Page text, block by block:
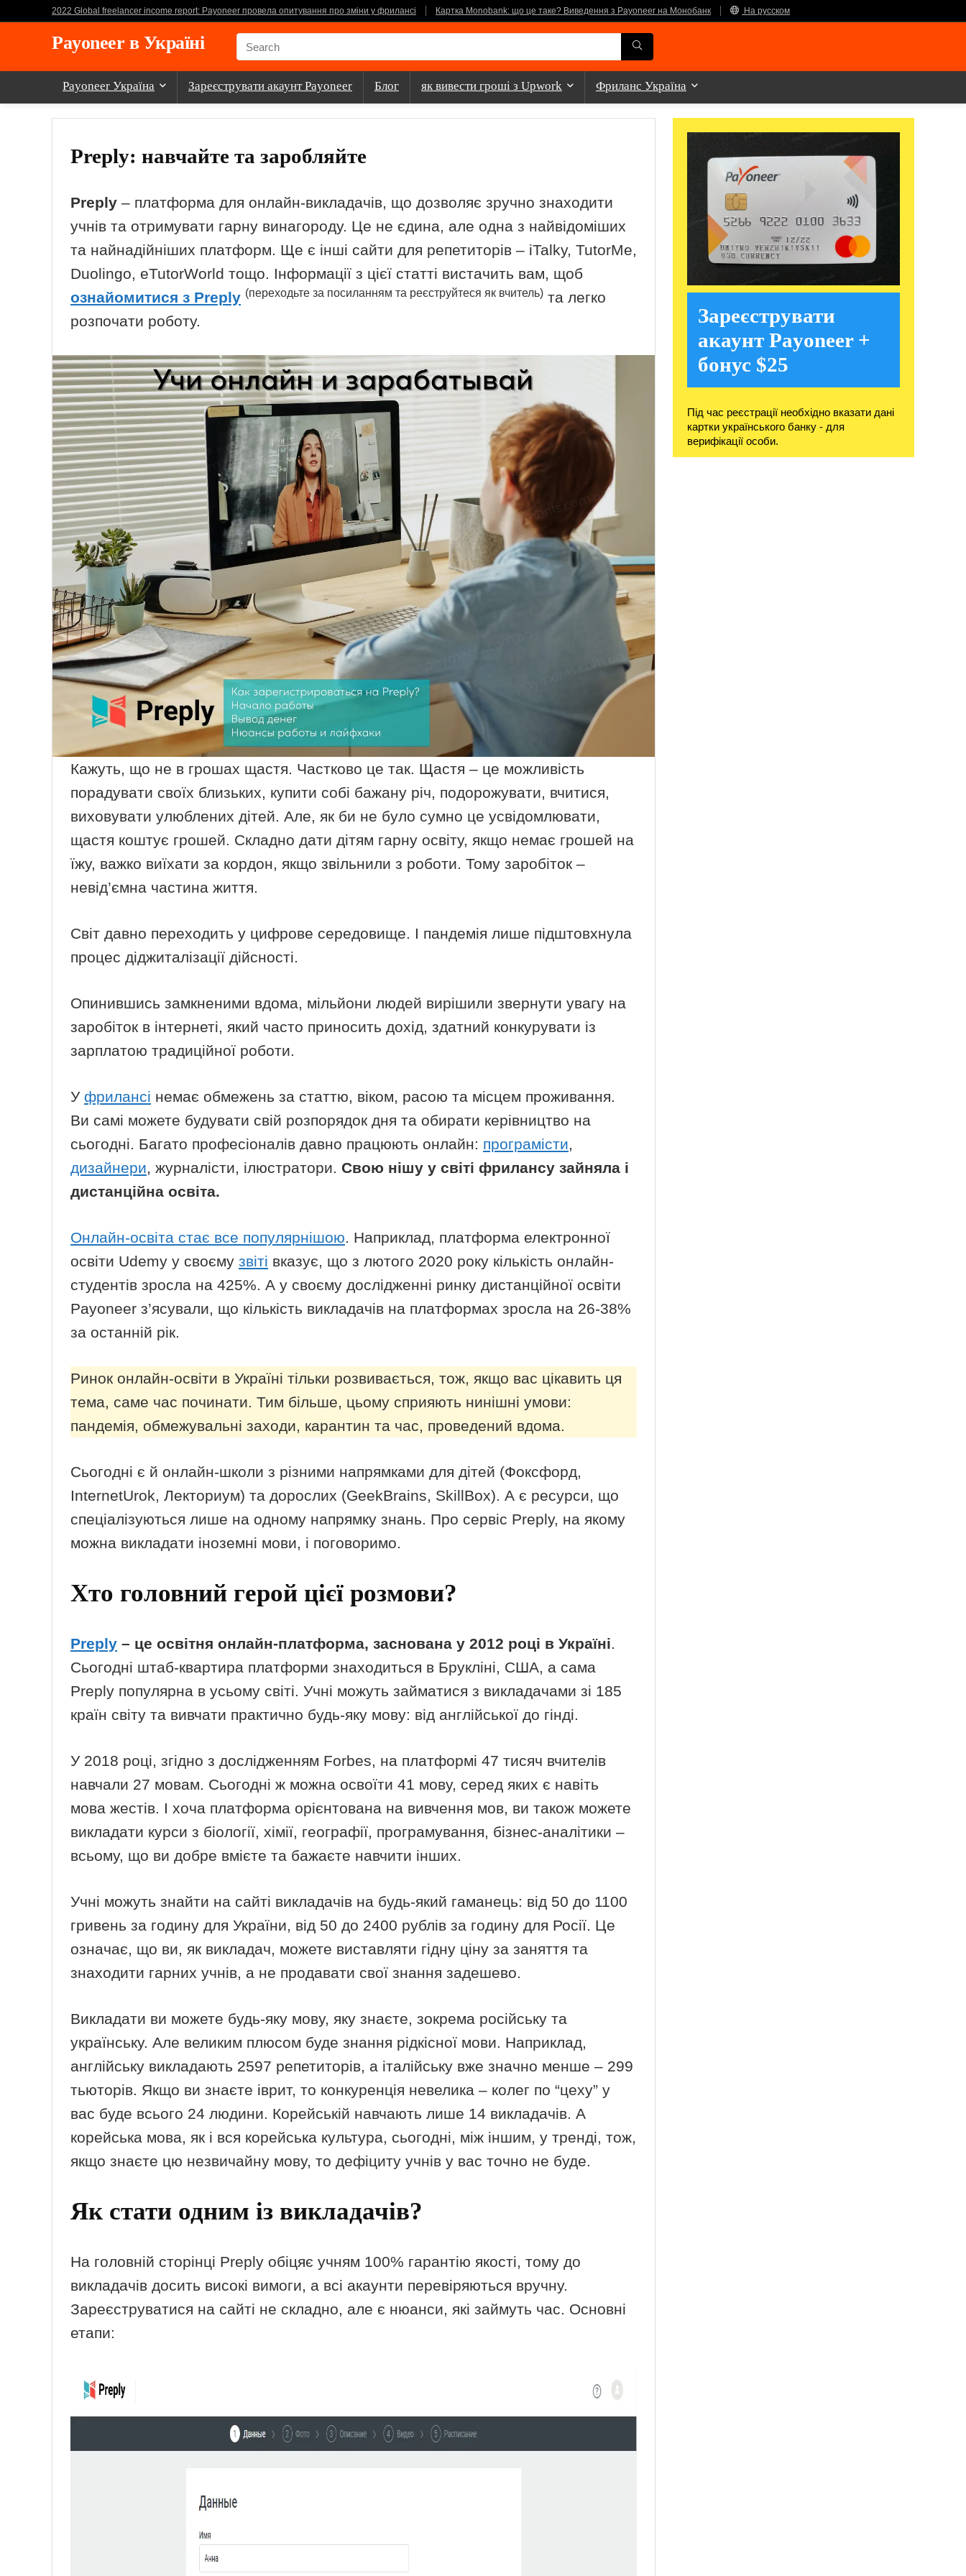
2022 Global freelancer income report: Payoneer провела опитування про зміни у фрилансі Картка Monobank: що це таке? Виведення з Payoneer на Монобанк На русском
Payoneer в Україні
Payoneer Україна Зареєструвати акаунт Payoneer Блог як вивести гроші з Upwork Фриланс Україна
Preply: навчайте та заробляйте
Preply – платформа для онлайн-викладачів, що дозволяє зручно знаходити
учнів та отримувати гарну винагороду. Це не єдина, але одна з найвідоміших
та найнадійніших платформ. Ще є інші сайти для репетиторів – iTalky, TutorMe,
Duolingo, eTutorWorld тощо. Інформації з цієї статті вистачить вам, щоб
ознайомитися з Preply (переходьте за посиланням та реєструйтеся як вчитель) та легко
розпочати роботу.
Кажуть, що не в грошах щастя. Частково це так. Щастя – це можливість
порадувати своїх близьких, купити собі бажану річ, подорожувати, вчитися,
виховувати улюблених дітей. Але, як би не було сумно це усвідомлювати,
щастя коштує грошей. Складно дати дітям гарну освіту, якщо немає грошей на
їжу, важко виїхати за кордон, якщо звільнили з роботи. Тому заробіток –
невід’ємна частина життя.
Світ давно переходить у цифрове середовище. І пандемія лише підштовхнула
процес діджиталізації дійсності.
Опинившись замкненими вдома, мільйони людей вирішили звернути увагу на
заробіток в інтернеті, який часто приносить дохід, здатний конкурувати із
зарплатою традиційної роботи.
У фрилансі немає обмежень за статтю, віком, расою та місцем проживання.
Ви самі можете будувати свій розпорядок дня та обирати керівництво на
сьогодні. Багато професіоналів давно працюють онлайн: програмісти,
дизайнери, журналісти, ілюстратори. Свою нішу у світі фрилансу зайняла і
дистанційна освіта.
Онлайн-освіта стає все популярнішою. Наприклад, платформа електронної
освіти Udemy у своєму звіті вказує, що з лютого 2020 року кількість онлайн-
студентів зросла на 425%. А у своєму дослідженні ринку дистанційної освіти
Payoneer з’ясували, що кількість викладачів на платформах зросла на 26-38%
за останній рік.
Ринок онлайн-освіти в Україні тільки розвивається, тож, якщо вас цікавить ця
тема, саме час починати. Тим більше, цьому сприяють нинішні умови:
пандемія, обмежувальні заходи, карантин та час, проведений вдома.
Сьогодні є й онлайн-школи з різними напрямками для дітей (Фоксфорд,
InternetUrok, Лекториум) та дорослих (GeekBrains, SkillBox). А є ресурси, що
спеціалізуються лише на одному напрямку знань. Про сервіс Preply, на якому
можна викладати іноземні мови, і поговоримо.
Хто головний герой цієї розмови?
Preply – це освітня онлайн-платформа, заснована у 2012 році в Україні.
Сьогодні штаб-квартира платформи знаходиться в Брукліні, США, а сама
Preply популярна в усьому світі. Учні можуть займатися з викладачами зі 185
країн світу та вивчати практично будь-яку мову: від англійської до гінді.
У 2018 році, згідно з дослідженням Forbes, на платформі 47 тисяч вчителів
навчали 27 мовам. Сьогодні ж можна освоїти 41 мову, серед яких є навіть
мова жестів. І хоча платформа орієнтована на вивчення мов, ви також можете
викладати курси з біології, хімії, географії, програмування, бізнес-аналітики –
всьому, що ви добре вмієте та бажаєте навчити інших.
Учні можуть знайти на сайті викладачів на будь-який гаманець: від 50 до 1100
гривень за годину для України, від 50 до 2400 рублів за годину для Росії. Це
означає, що ви, як викладач, можете виставляти гідну ціну за заняття та
знаходити гарних учнів, а не продавати свої знання задешево.
Викладати ви можете будь-яку мову, яку знаєте, зокрема російську та
українську. Але великим плюсом буде знання рідкісної мови. Наприклад,
англійську викладають 2597 репетиторів, а італійську вже значно менше – 299
тьюторів. Якщо ви знаєте іврит, то конкуренція невелика – колег по “цеху” у
вас буде всього 24 людини. Корейській навчають лише 14 викладачів. А
корейська мова, як і вся корейська культура, сьогодні, між іншим, у тренді, тож,
якщо знаєте цю незвичайну мову, то дефіциту учнів у вас точно не буде.
Як стати одним із викладачів?
На головній сторінці Preply обіцяє учням 100% гарантію якості, тому до
викладачів досить високі вимоги, а всі акаунти перевіряються вручну.
Зареєструватися на сайті не складно, але є нюанси, які займуть час. Основні
етапи:
Зареєструвати
акаунт Payoneer +
бонус $25
Під час реєстрації необхідно вказати дані
картки українського банку - для
верифікації особи.